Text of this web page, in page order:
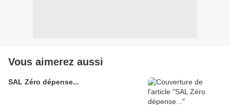
Vous aimerez aussi
SAL Zéro dépense...